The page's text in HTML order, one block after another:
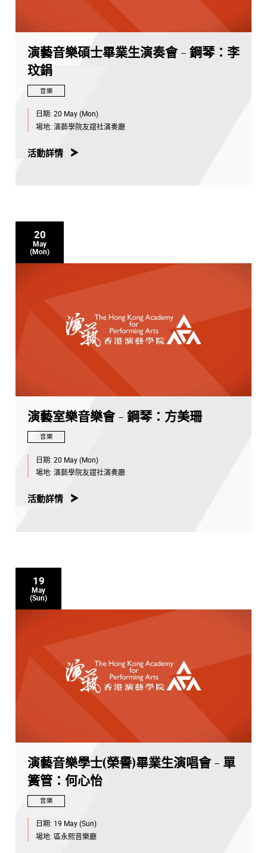
演藝音樂碩士畢業生演奏會 - 鋼琴：李
玟鋗
音樂
日期: 20 May (Mon)
場地: 演藝學院友誼社演奏廳
活動詳情
20
May
(Mon)
演藝室樂音樂會 - 鋼琴：方美珊
音樂
日期: 20 May (Mon)
場地: 演藝學院友誼社演奏廳
活動詳情
19
May
(Sun)
演藝音樂學士(榮譽)畢業生演唱會 - 單
簧管：何心怡
音樂
日期: 19 May (Sun)
場地: 區永熙音樂廳